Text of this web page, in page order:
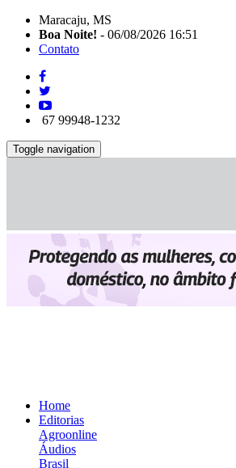
Maracaju, MS
Boa Noite! - 06/08/2026 16:51
Contato
67 99948-1232
Toggle navigation
Home
Editorias
Agroonline
Áudios
Brasil